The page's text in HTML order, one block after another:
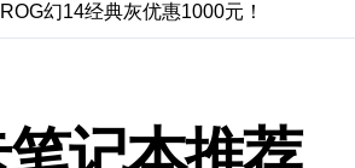
幻14经典灰优惠1000元！